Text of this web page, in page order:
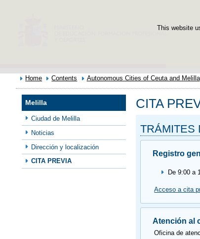
This website
Home Contents Autonomous Cities of Ceuta and Melilla
Melilla
Ciudad de Melilla
Noticias
Dirección y localización
CITA PREVIA
CITA
TRÁMITES
Registro
De 9:00 a
Acceso a cita
Atención al
Oficina de